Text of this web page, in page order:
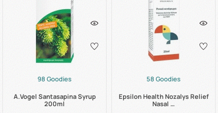
98 Goodies
A.Vogel Santasapina Syrup
200ml
58 Goodies
Epsilon Health Nozalys Relief
Nasal …